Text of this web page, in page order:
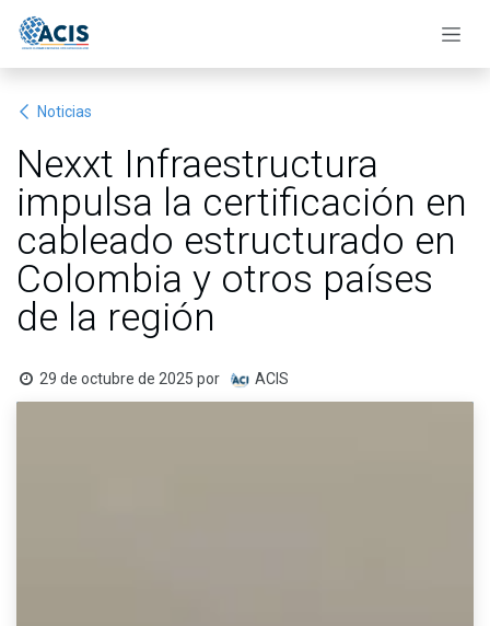
Noticias
Nexxt Infraestructura
impulsa la certificación en
cableado estructurado en
Colombia y otros países
de la región
29 de octubre de 2025 por ACIS